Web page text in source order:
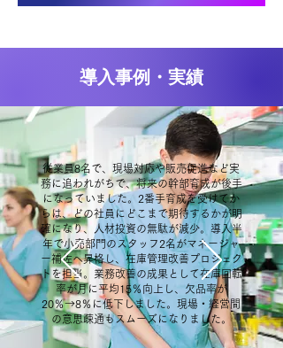
導入事例・実績
従業員8名で、現場対応や販売促進など実
務に追われがちで、将来の幹部育成が後手
になっていました。2番手育成を受けてか
らは、どの社員にどこまで期待するかが明
確になり、人材投資の無駄が減少。導入半
年で小売部門のスタッフ2名がマネージャ
ー補佐へ昇格し、在庫管理改善プロジェク
トを担当。業務改善の成果として在庫回転
率が月に平均15％向上し、欠品率が
20％→8％に低下しました。現場・経営間
の意思疎通もスムーズになりました。